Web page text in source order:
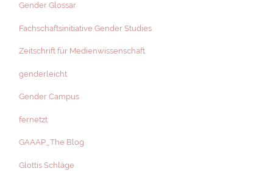
Gender Glossar
Fachschaftsinitiative Gender Studies
Zeitschrift für Medienwissenschaft
genderleicht
Gender Campus
fernetzt
GAAAP_The Blog
Glottis Schläge